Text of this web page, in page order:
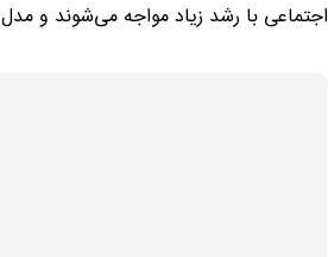
اجتماعی با رشد زیاد مواجه می‌شوند و